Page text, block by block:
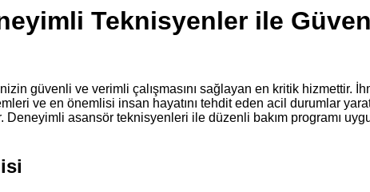
Teknisyenler ile
güvenli ve verimli çalışmasını sağlayan en kritik hizmettir.
ve en önemlisi insan hayatını tehdit eden acil durumlar
asansör teknisyenleri ile düzenli bakım programı